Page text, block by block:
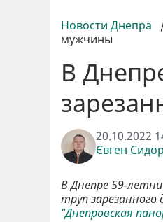
Новости Днепра
мужчины
В
20.10.2022
Євген
В Днепре 59-
труп
"Днепровская